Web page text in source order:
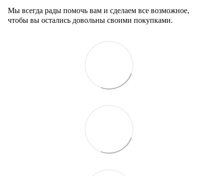
Мы всегда рады помочь вам и сделаем все возможное,
чтобы вы остались довольны своими покупками.